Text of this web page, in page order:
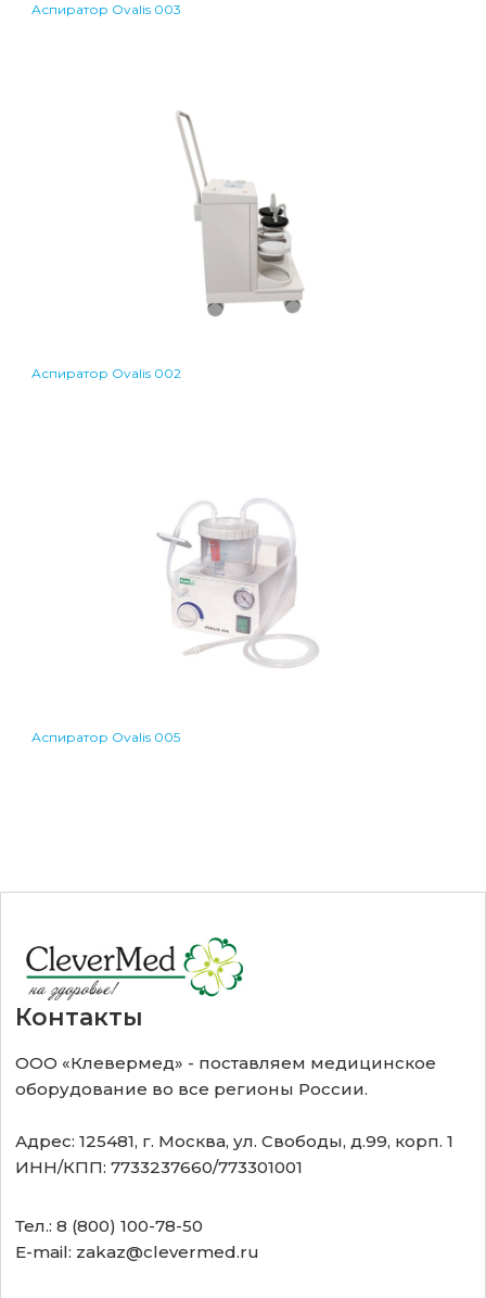
Аспиратор Ovalis 003
Аспиратор Ovalis 002
Аспиратор Ovalis 005
Контакты
ООО «Клевермед» - поставляем медицинское
оборудование во все регионы России.
Адрес: 125481, г. Москва, ул. Свободы, д.99, корп. 1
ИНН/КПП: 7733237660/773301001
Тел.: 8 (800) 100-78-50
E-mail: zakaz@clevermed.ru